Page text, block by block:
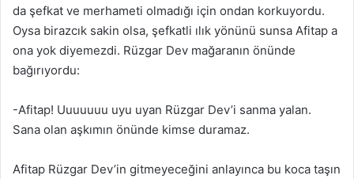
da şefkat ve merhameti olmadığı için ondan korkuyordu.
Oysa birazcık sakin olsa, şefkatli ılık yönünü sunsa Afitap a
ona yok diyemezdi. Rüzgar Dev mağaranın önünde
bağırıyordu:
-Afitap! Uuuuuuu uyu uyan Rüzgar Dev’i sanma yalan.
Sana olan aşkımın önünde kimse duramaz.
Afitap Rüzgar Dev’in gitmeyeceğini anlayınca bu koca taşın